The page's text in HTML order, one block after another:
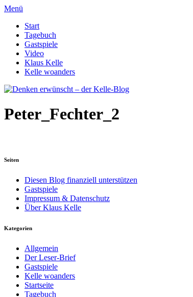
Menü
Start
Tagebuch
Gastspiele
Video
Klaus Kelle
Kelle woanders
Peter_Fechter_2
Seiten
Diesen Blog finanziell unterstützen
Gastspiele
Impressum & Datenschutz
Über Klaus Kelle
Kategorien
Allgemein
Der Leser-Brief
Gastspiele
Kelle woanders
Startseite
Tagebuch